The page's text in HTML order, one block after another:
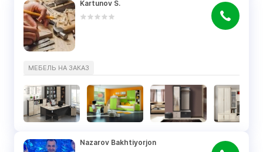
Kartunov S.
МЕБЕЛЬ НА ЗАКАЗ
Nazarov Bakhtiyorjon